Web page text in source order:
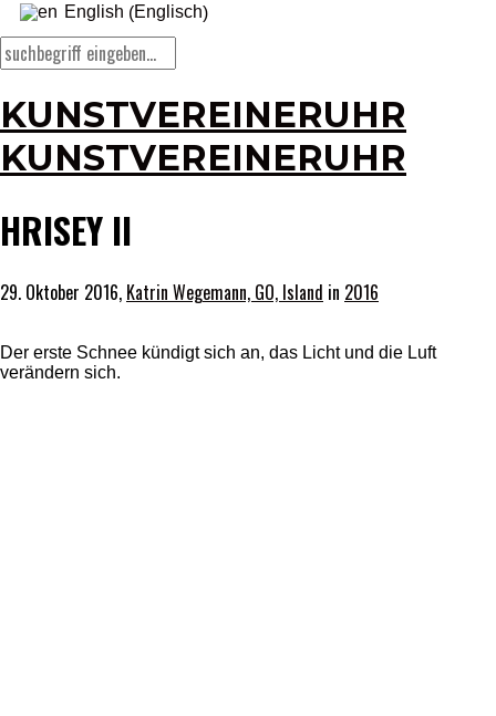
English (Englisch)
KUNSTVEREINERUHR
KUNSTVEREINERUHR
HRISEY II
29. Oktober 2016, Katrin Wegemann, GO, Island in 2016
Der erste Schnee kündigt sich an, das Licht und die Luft
verändern sich.